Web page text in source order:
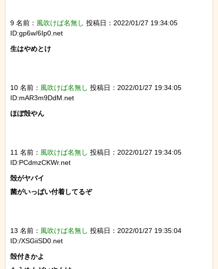
9 名前： 風吹けば名無し 投稿日：2022/01/27 19:34:05
ID:gp6w/6Ip0.net
生はやめとけ
10 名前： 風吹けば名無し 投稿日：2022/01/27 19:34:05
ID:mAR3m9DdM.net
ほぼ殻やん
11 名前： 風吹けば名無し 投稿日：2022/01/27 19:34:05
ID:PCdmzCKWr.net
殻がヤバイ
菌がいっぱい付着してるぞ
13 名前： 風吹けば名無し 投稿日：2022/01/27 19:35:04
ID:/XSGiiSD0.net
殻付きかよ